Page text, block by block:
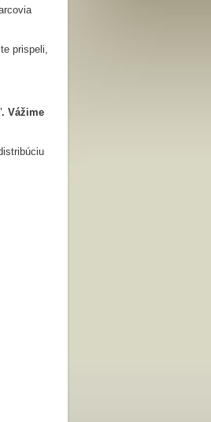
prispeli,
Vážime